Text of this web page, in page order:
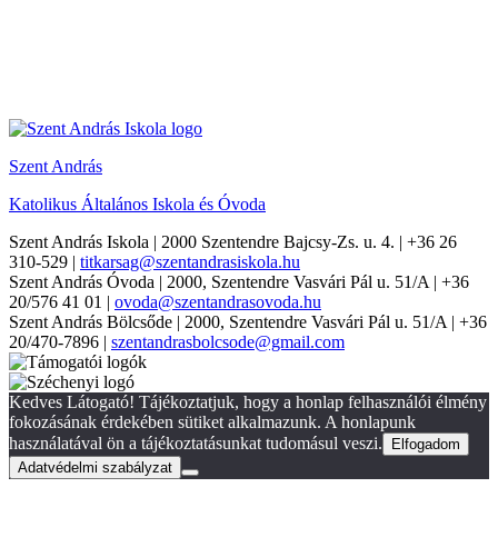
Szent András
Katolikus Általános Iskola és Óvoda
Szent András Iskola | 2000 Szentendre Bajcsy-Zs. u. 4. | +36 26
310-529 | titkarsag@szentandrasiskola.hu
Szent András Óvoda | 2000, Szentendre Vasvári Pál u. 51/A | +36
20/576 41 01 | ovoda@szentandrasovoda.hu
Szent András Bölcsőde | 2000, Szentendre Vasvári Pál u. 51/A | +36
20/470-7896 | szentandrasbolcsode@gmail.com
Kedves Látogató! Tájékoztatjuk, hogy a honlap felhasználói élmény
fokozásának érdekében sütiket alkalmazunk. A honlapunk
használatával ön a tájékoztatásunkat tudomásul veszi.
Elfogadom
Adatvédelmi szabályzat